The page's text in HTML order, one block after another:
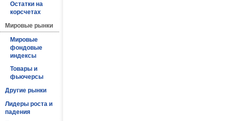
Остатки на
корсчетах
Мировые рынки
Мировые
фондовые
индексы
Товары и
фьючерсы
Другие рынки
Лидеры роста и
падения